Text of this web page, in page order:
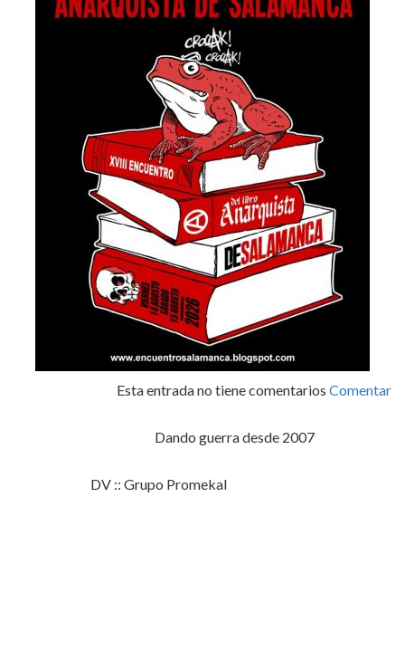
Esta entrada no tiene comentarios Comentar
Dando guerra desde 2007
DV :: Grupo Promekal